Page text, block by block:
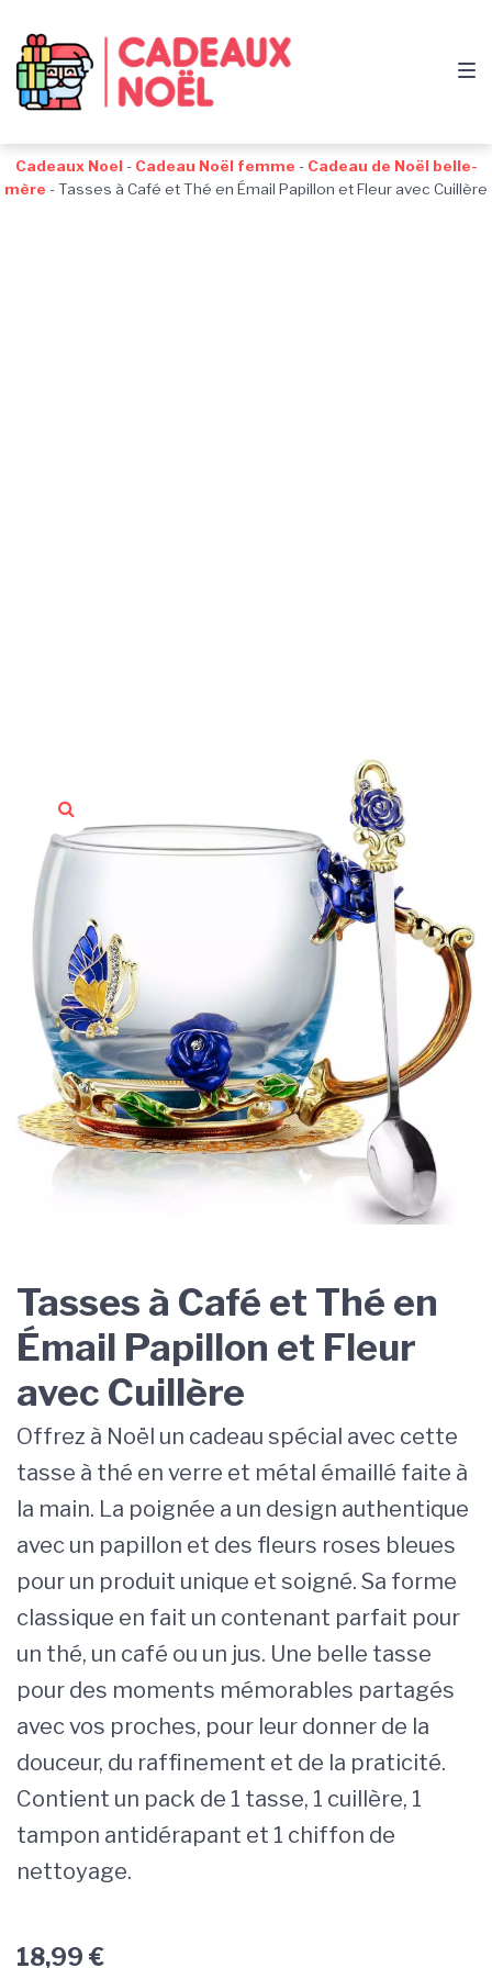
navigation
au
contenu
au
pied
de
Cadeaux Noel - Cadeau Noël femme - Cadeau de Noël belle-
mère -Tasses à Café et Thé en Émail Papillon et Fleur avec Cuillère
Tasses à Café et Thé en
Émail Papillon et Fleur
avec Cuillère
Offrez à Noël un cadeau spécial avec cette
tasse à thé en verre et métal émaillé faite à
la main. La poignée a un design authentique
avec un papillon et des fleurs roses bleues
pour un produit unique et soigné. Sa forme
classique en fait un contenant parfait pour
un thé, un café ou un jus. Une belle tasse
pour des moments mémorables partagés
avec vos proches, pour leur donner de la
douceur, du raffinement et de la praticité.
Contient un pack de 1 tasse, 1 cuillère, 1
tampon antidérapant et 1 chiffon de
nettoyage.
18,99 €